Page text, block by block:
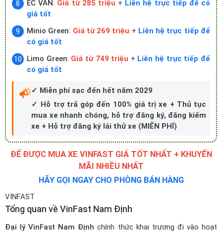
EC VAN: Giá từ 285 triệu + Liên hệ trực tiếp để có
giá tốt
Minio Green: Giá từ 269 triệu + Liên hệ trực tiếp để
có giá tốt
Limo Green: Giá từ 749 triệu + Liên hệ trực tiếp để
có giá tốt
✓ Miễn phí sạc đến hết năm 2029
✓ Hỗ trợ trả góp đến 100% giá trị xe + Thủ tục
mua xe nhanh chóng, hỗ trợ đăng ký, đăng kiểm
xe + Hỗ trợ đăng ký lái thử xe (MIỄN PHÍ)
ĐỂ ĐƯỢC MUA XE VINFAST GIÁ TỐT NHẤT + KHUYẾN
MÃI NHIỀU NHẤT
HÃY GỌI NGAY CHO PHÒNG BÁN HÀNG
VINFAST
Tổng quan về VinFast Nam Định
Đại lý VinFast Nam Định chính thức khai trương đi vào hoạt